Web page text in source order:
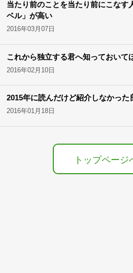
当たり前のことを当たり前にこなす
ベル」が高い
2016年03月07日
これから独立する君へ知っておいて
2016年02月10日
2015年に読んだけど紹介しなかった
2016年01月18日
トップページ